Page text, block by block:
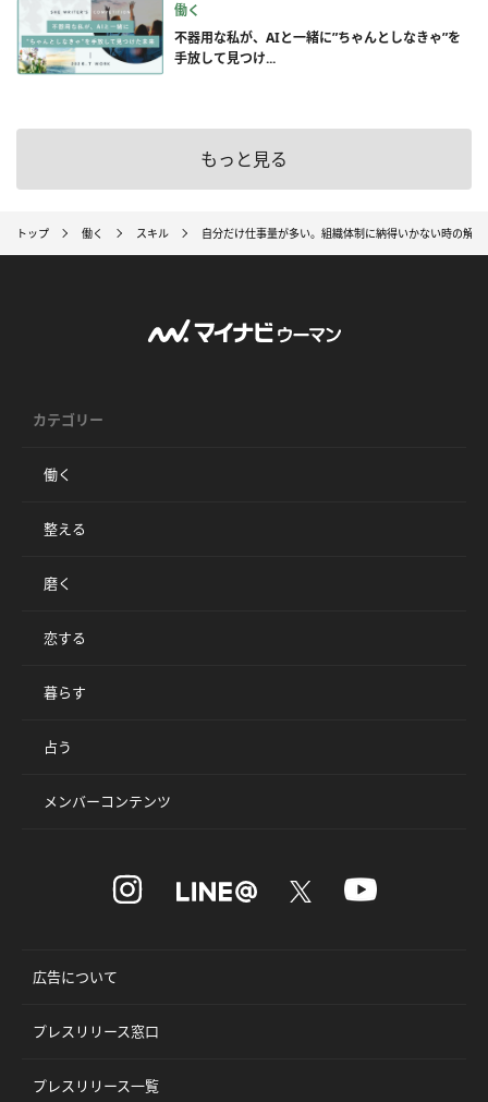
働く
不器用な私が、AIと一緒に”ちゃんとしなきゃ”を
手放して見つけ...
もっと見る
トップ 働く スキル 自分だけ仕事量が多い。組織体制に納得いかない時の解決
カテゴリー
働く
整える
磨く
恋する
暮らす
占う
メンバーコンテンツ
広告について
プレスリリース窓口
プレスリリース一覧